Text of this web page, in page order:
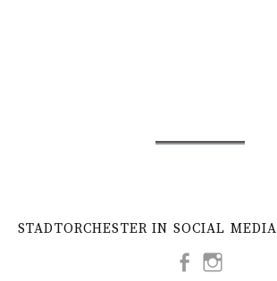
STADTORCHESTER IN SOCIAL MEDIA